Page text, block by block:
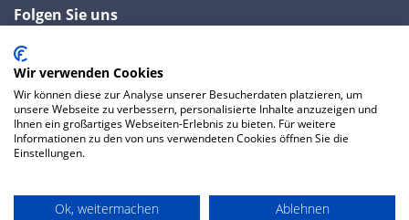
Folgen Sie uns
FAQ
Datenschutzerklärung AGB Preise
Wir verwenden Cookies
Wir können diese zur Analyse unserer Besucherdaten platzieren, um
unsere Webseite zu verbessern, personalisierte Inhalte anzuzeigen und
Ihnen ein großartiges Webseiten-Erlebnis zu bieten. Für weitere
Informationen zu den von uns verwendeten Cookies öffnen Sie die
Einstellungen.
Ok, weitermachen Ablehnen